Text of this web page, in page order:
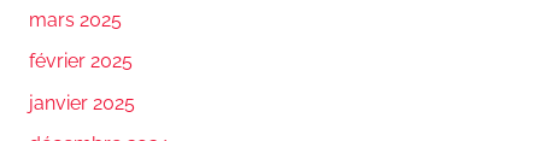
mars 2025
février 2025
janvier 2025